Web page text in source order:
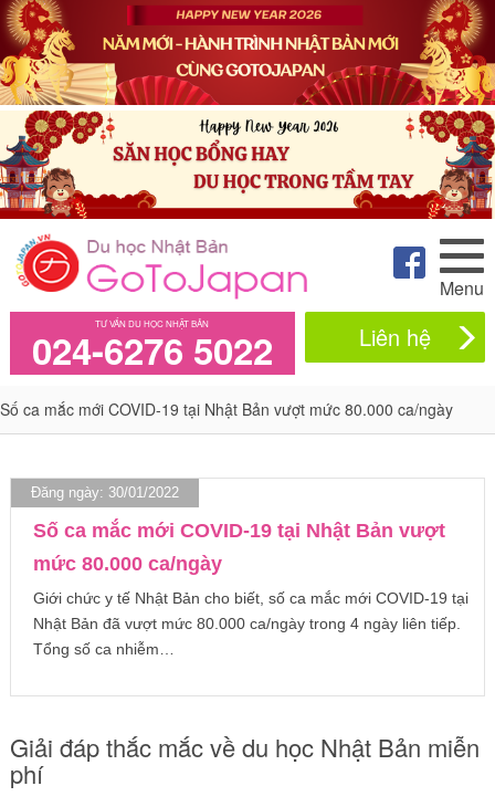
Menu
TƯ VẤN DU HỌC NHẬT BẢN
024-6276 5022 Liên hệ
Số ca mắc mới COVID-19 tại Nhật Bản vượt mức 80.000 ca/ngày
Đăng ngày: 30/01/2022
Số ca mắc mới COVID-19 tại Nhật Bản vượt
mức 80.000 ca/ngày
Giới chức y tế Nhật Bản cho biết, số ca mắc mới COVID-19 tại
Nhật Bản đã vượt mức 80.000 ca/ngày trong 4 ngày liên tiếp.
Tổng số ca nhiễm…
Giải đáp thắc mắc về du học Nhật Bản miễn
phí